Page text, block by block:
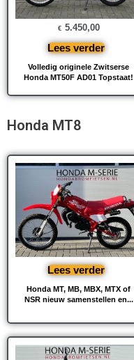
Volledig originele Zwitserse
Honda MT50F AD01 Topstaat!
€ 5.450,00
Lees verder
Honda MT8
Honda MT, MB, MBX, MTX of
NSR nieuw samenstellen en...
Lees verder